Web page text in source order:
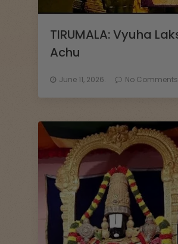
TIRUMALA: Vyuha
Achu
June 11, 2026. No Comments